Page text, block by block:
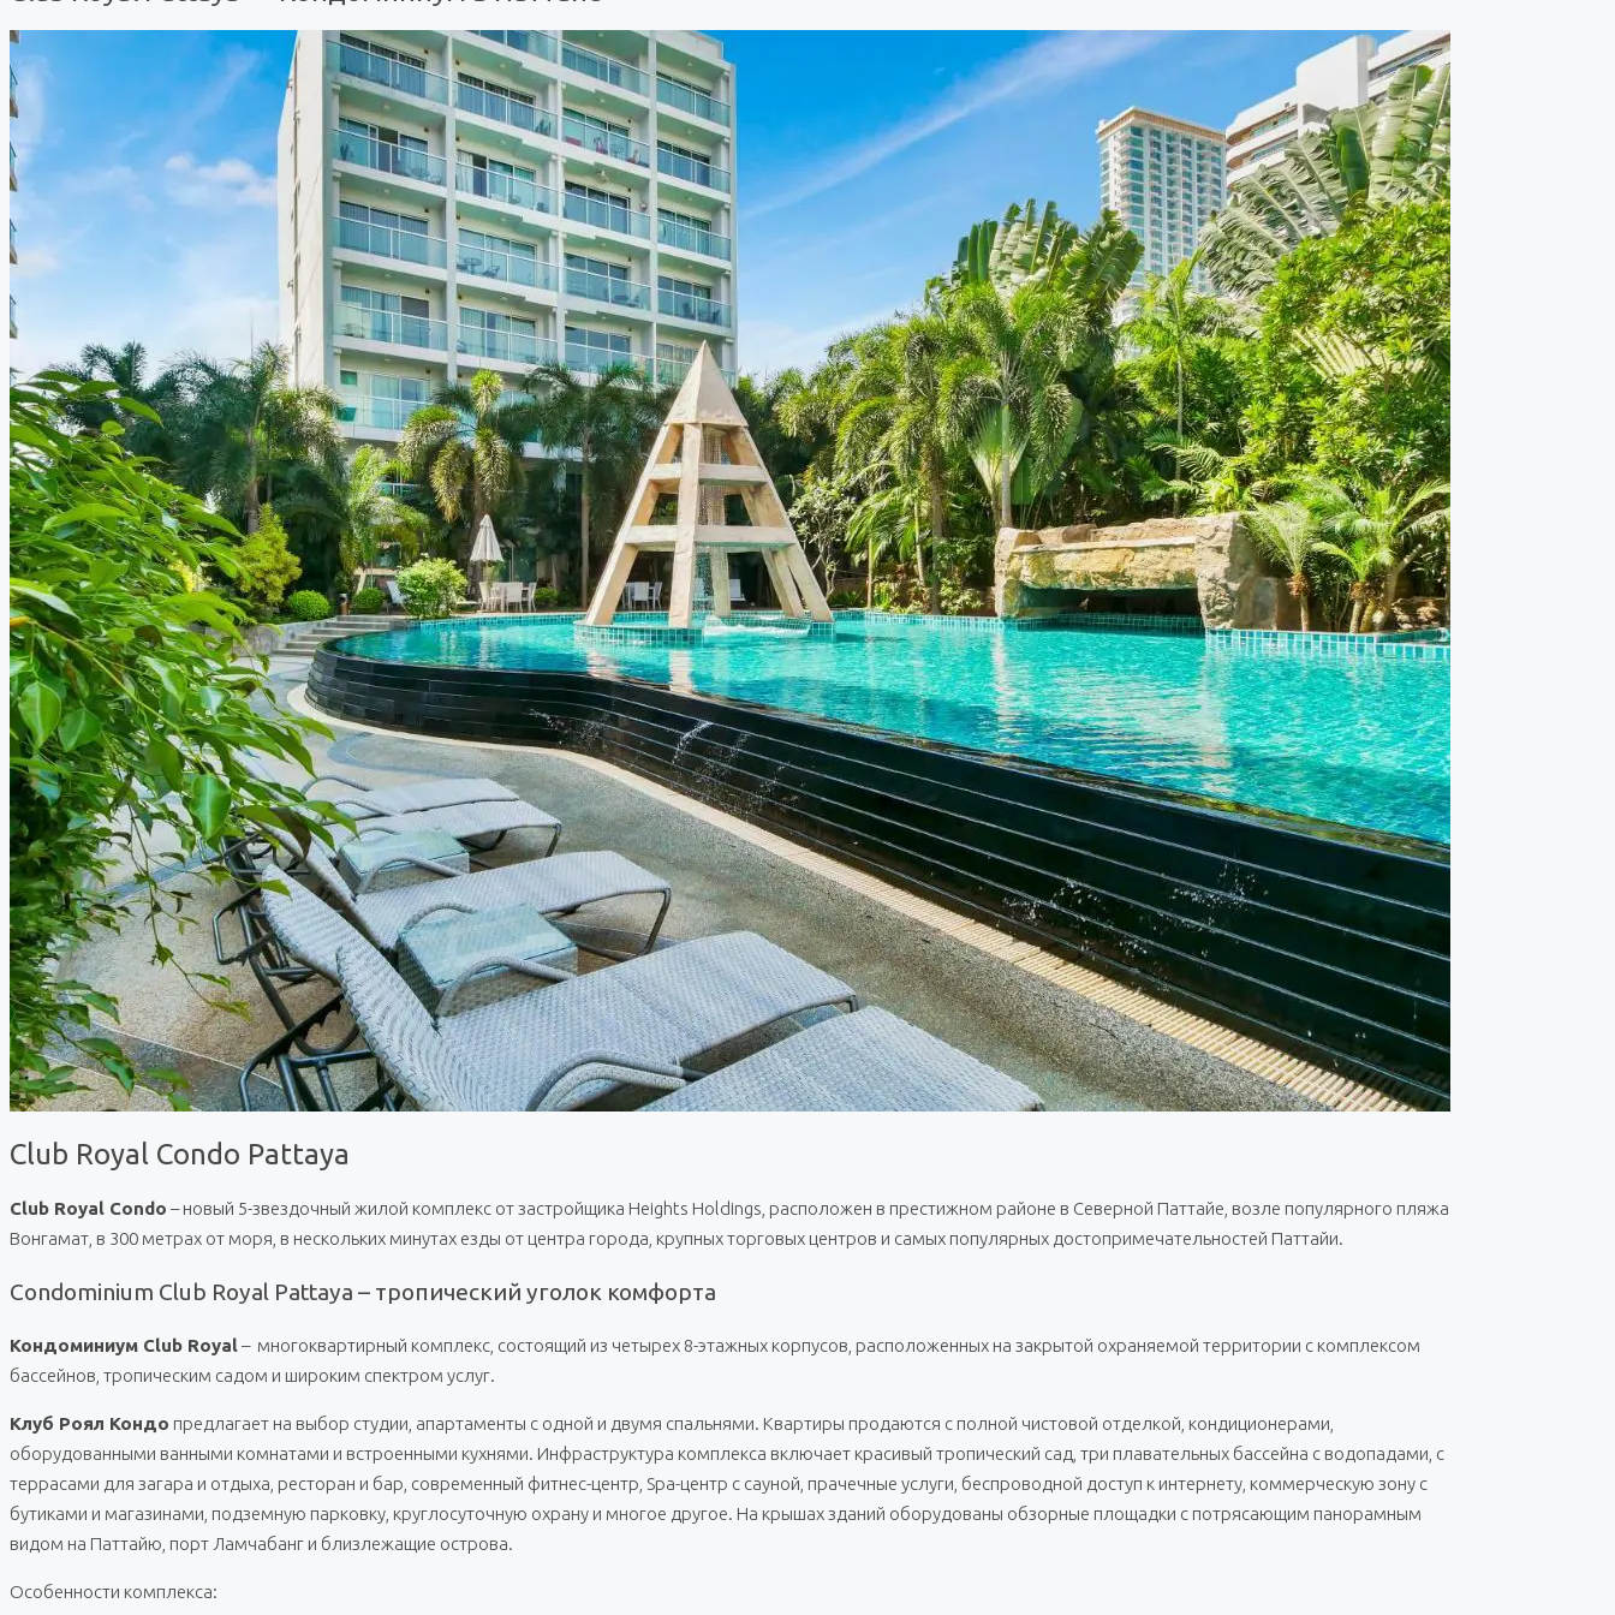
Club Royal Condo Pattaya
Club Royal Condo – новый 5-звездочный жилой комплекс от застройщика Heights Holdings, расположен в престижном районе в Северной Паттайе, возле популярного пляжа
Вонгамат, в 300 метрах от моря, в нескольких минутах езды от центра города, крупных торговых центров и самых популярных достопримечательностей Паттайи.
Condominium Club Royal Pattaya – тропический уголок комфорта
Кондоминиум Club Royal– многоквартирный комплекс, состоящий из четырех 8-этажных корпусов, расположенных на закрытой охраняемой территории с комплексом
бассейнов, тропическим садом и широким спектром услуг.
Клуб Роял Кондо предлагает на выбор студии, апартаменты с одной и двумя спальнями. Квартиры продаются с полной чистовой отделкой, кондиционерами,
оборудованными ванными комнатами и встроенными кухнями. Инфраструктура комплекса включает красивый тропический сад, три плавательных бассейна с водопадами, с
террасами для загара и отдыха, ресторан и бар, современный фитнес-центр, Spa-центр с сауной, прачечные услуги, беспроводной доступ к интернету, коммерческую зону с
бутиками и магазинами, подземную парковку, круглосуточную охрану и многое другое. На крышах зданий оборудованы обзорные площадки с потрясающим панорамным
видом на Паттайю, порт Ламчабанг и близлежащие острова.
Особенности комплекса: